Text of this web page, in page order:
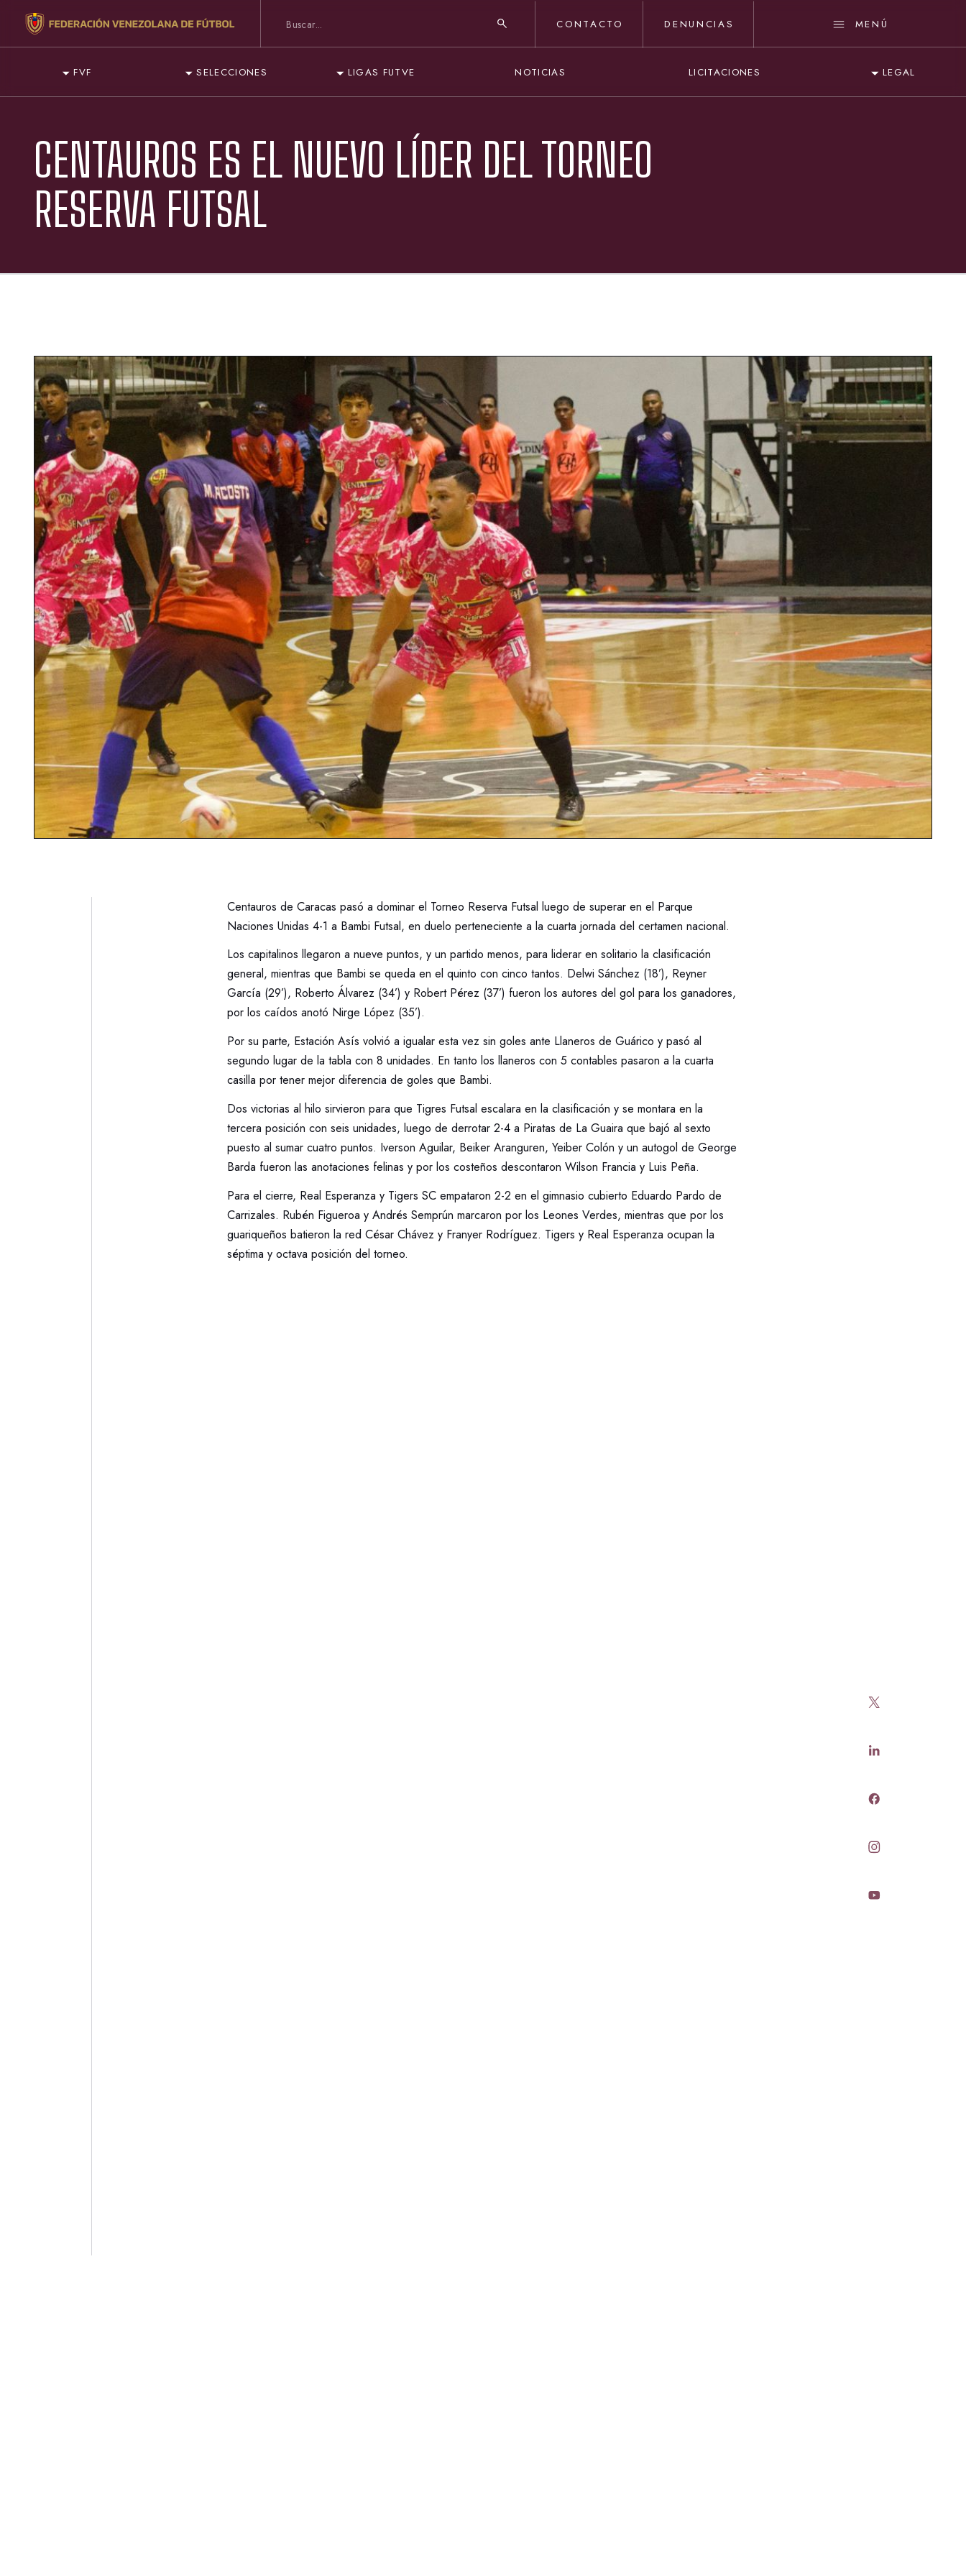
CONTACTO DENUNCIAS MENÚ
FVF SELECCIONES LIGAS FUTVE NOTICIAS LICITACIONES LEGAL
CENTAUROS ES EL NUEVO LÍDER DEL TORNEO
RESERVA FUTSAL
Centauros de Caracas pasó a dominar el Torneo Reserva Futsal luego de superar en el Parque
Naciones Unidas 4-1 a Bambi Futsal, en duelo perteneciente a la cuarta jornada del certamen nacional.
Los capitalinos llegaron a nueve puntos, y un partido menos, para liderar en solitario la clasificación
general, mientras que Bambi se queda en el quinto con cinco tantos. Delwi Sánchez (18’), Reyner
García (29’), Roberto Álvarez (34’) y Robert Pérez (37’) fueron los autores del gol para los ganadores,
por los caídos anotó Nirge López (35’).
Por su parte, Estación Asís volvió a igualar esta vez sin goles ante Llaneros de Guárico y pasó al
segundo lugar de la tabla con 8 unidades. En tanto los llaneros con 5 contables pasaron a la cuarta
casilla por tener mejor diferencia de goles que Bambi.
Dos victorias al hilo sirvieron para que Tigres Futsal escalara en la clasificación y se montara en la
tercera posición con seis unidades, luego de derrotar 2-4 a Piratas de La Guaira que bajó al sexto
puesto al sumar cuatro puntos. Iverson Aguilar, Beiker Aranguren, Yeiber Colón y un autogol de George
Barda fueron las anotaciones felinas y por los costeños descontaron Wilson Francia y Luis Peña.
Para el cierre, Real Esperanza y Tigers SC empataron 2-2 en el gimnasio cubierto Eduardo Pardo de
Carrizales. Rubén Figueroa y Andrés Semprún marcaron por los Leones Verdes, mientras que por los
guariqueños batieron la red César Chávez y Franyer Rodríguez. Tigers y Real Esperanza ocupan la
séptima y octava posición del torneo.